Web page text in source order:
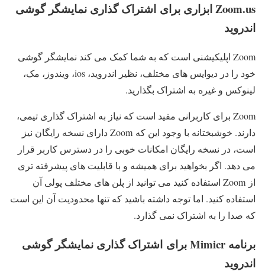
Zoom.us ابزاری برای اشتراک گذاری نمایشگر گوشی
اندروید
Zoom اپلیکیشنی است که به شما کمک می کند نمایشگر گوشی
خود را در دیوایس های مختلف، نظیر اندروید، ios، ویندوز، مک،
لینوکس و غیره به اشتراک بگذارید.
Zoom برای کاربرانی مفید است که نیاز به اشتراک گذاری تیمی،
دارند. خوشبختانه با وجود این که Zoom دارای نسخه رایگان نیز
است، در نسخه رایگان امکانات خوبی را در دسترس کاربر قرار
می دهد. اگر بخواهید برای همیشه و با قابلیت های پیشرفته تری
از Zoom استفاده کنید می توانید از پلن های مختلف پولی آن
استفاده کنید. اما توجه داشته باشید که تنها محدودیت آن این است
که صدا را به اشتراک نمی گذارد.
برنامه Mimicr برای اشتراک گذاری نمایشگر گوشی
اندروید